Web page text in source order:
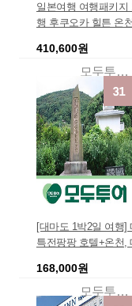
일본여행 여행패키지
행 후쿠오카 힐튼 온
락 특급호텔에서 힐링
여행땡처리 일본효도
4일일본패키지 후쿠
여행
410,600원
모두투어땡처리패키지
[대마도 1박2일 여행]
특전팡팡 호텔+온천,
168,000원
모두투어예약센터